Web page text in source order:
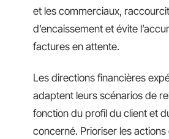
et les commerciaux,
d’encaissement et évite
factures en attente.
Les directions financières
adaptent leurs scénarios de
fonction du profil du client et
concerné. Prioriser les